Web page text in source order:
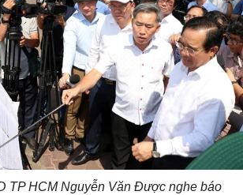
TP HCM Nguyễn Văn Được nghe báo